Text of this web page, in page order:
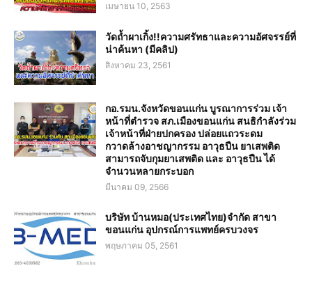
เมษายน 10, 2563
วัดถ้ำผาเกิ้ง!!ความศรัทธาและความอัศจรรย์ที่
น่าค้นหา (มีคลิป)
สิงหาคม 23, 2561
กอ.รมน.จังหวัดขอนแก่น บูรณาการร่วม เจ้า
หน้าที่ตำรวจ สภ.เมืองขอนแก่น สนธิกำลังร่วม
เจ้าหน้าที่ฝ่ายปกครอง ปล่อยแถวระดม
กวาดล้างอาชญากรรม อาวุธปืน ยาเสพติด
สามารถจับกุมยาเสพติด และ อาวุธปืน ได้
จำนวนหลายกระบอก
มีนาคม 09, 2566
บริษัท บ้านหมอ(ประเทศไทย)จำกัด สาขา
ขอนแก่น อุปกรณ์การแพทย์ครบวงจร
พฤษภาคม 05, 2561